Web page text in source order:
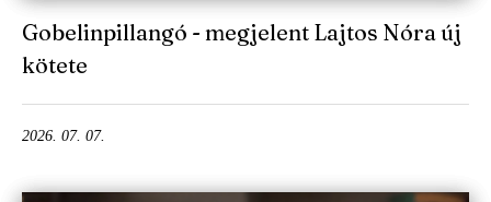
Gobelinpillangó - megjelent Lajtos Nóra új
kötete
2026. 07. 07.